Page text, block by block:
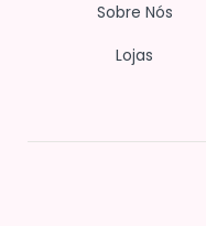
Sobre Nós
Lojas